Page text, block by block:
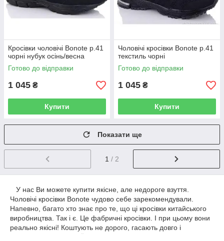
Кросівки чоловічі Bonote р.41
чорні нубук осінь/весна
Готово до відправки
1 045 ₴
Купити
Чоловічі кросівки Bonote р.41
текстиль чорні
Готово до відправки
1 045 ₴
Купити
Показати ще
1 / 2
У нас Ви можете купити якісне, але недороге взуття.
Чоловічі кросівки Bonote чудово себе зарекомендували.
Напевно, багато хто знає про те, що ці кросівки китайського
виробництва. Так і є. Це фабричні кросівки. І при цьому вони
реально якісні! Коштують не дорого, гасають довго і